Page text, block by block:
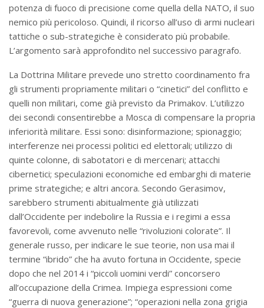
potenza di fuoco di precisione come quella della NATO, il suo
nemico più pericoloso. Quindi, il ricorso all’uso di armi nucleari
tattiche o sub-strategiche è considerato più probabile.
L’argomento sarà approfondito nel successivo paragrafo.
La Dottrina Militare prevede uno stretto coordinamento fra
gli strumenti propriamente militari o “cinetici” del conflitto e
quelli non militari, come già previsto da Primakov. L’utilizzo
dei secondi consentirebbe a Mosca di compensare la propria
inferiorità militare. Essi sono: disinformazione; spionaggio;
interferenze nei processi politici ed elettorali; utilizzo di
quinte colonne, di sabotatori e di mercenari; attacchi
cibernetici; speculazioni economiche ed embarghi di materie
prime strategiche; e altri ancora. Secondo Gerasimov,
sarebbero strumenti abitualmente già utilizzati
dall’Occidente per indebolire la Russia e i regimi a essa
favorevoli, come avvenuto nelle “rivoluzioni colorate”. Il
generale russo, per indicare le sue teorie, non usa mai il
termine “ibrido” che ha avuto fortuna in Occidente, specie
dopo che nel 2014 i “piccoli uomini verdi” concorsero
all’occupazione della Crimea. Impiega espressioni come
“guerra di nuova generazione”; “operazioni nella zona grigia